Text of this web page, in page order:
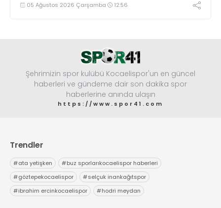
05 Ağustos 2026 Çarşamba 12:56
Şehrimizin spor kulübü Kocaelispor'un en güncel
haberleri ve gündeme dair son dakika spor
haberlerine anında ulaşın
https://www.spor41.com
Trendler
#ata yetişken #buz sporlarıkocaelispor haberleri
#göztepekocaelispor #selçuk inankağıtspor
#ibrahim ercinkocaelispor #hodri meydan